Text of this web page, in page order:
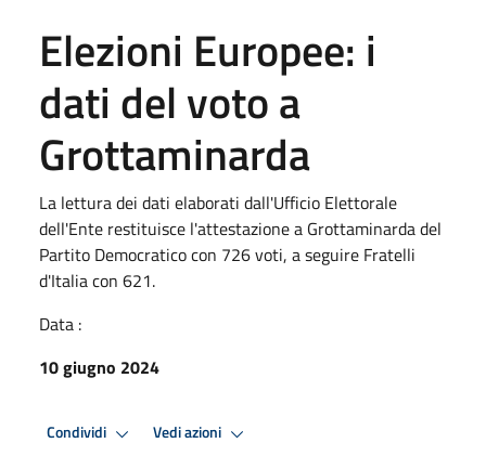
Elezioni Europee: i
dati del voto a
Grottaminarda
La lettura dei dati elaborati dall'Ufficio Elettorale
dell'Ente restituisce l'attestazione a Grottaminarda del
Partito Democratico con 726 voti, a seguire Fratelli
d'Italia con 621.
Data :
10 giugno 2024
Condividi Vedi azioni